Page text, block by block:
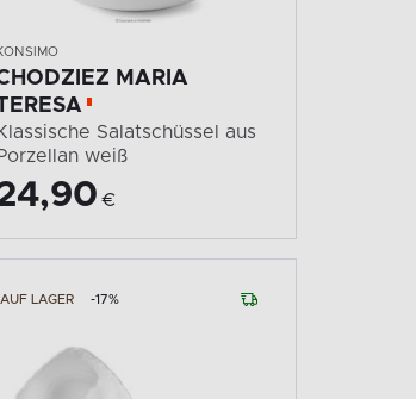
MARIA
Salatschüssel aus
weiß
€
AUF LAGER -17%